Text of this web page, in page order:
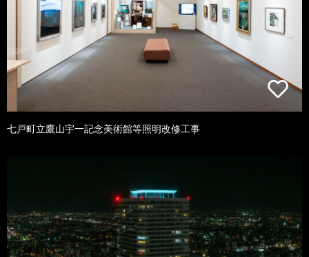
七戸町立鷹山宇一記念美術館等照明改修工事